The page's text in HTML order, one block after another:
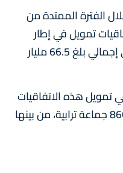
الفترة الممتدة من
2024، تم إبرام 407 اتفاقيات تمويل في إطار
سياسة المدينة، باستثمار عمومي إجمالي بلغ 66.5 مليار
تمويل هذه الاتفاقيات
بمبلغ 18 مليار درهم، إذ شملت 866 جماعة ترابية، من بينها